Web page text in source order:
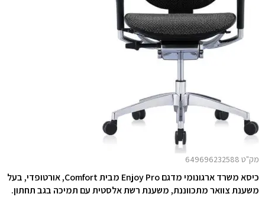
מק"ט 649696232588
כיסא משרד ארגונומי מדגם Enjoy Pro מבית Comfort, אורטופדי, בעל
משענת צוואר מתכווננת, משענת רשת אלסטית עם תמיכה בגב תחתון.